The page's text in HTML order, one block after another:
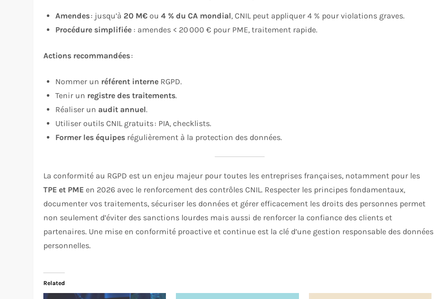
Amendes: jusqu’à 20 M€ ou4 % du CA mondial, CNIL peut appliquer 4 % pour violations graves.
Procédure simplifiée : amendes < 20 000 € pour PME, traitement rapide.
Actions recommandées:
Nommer un référent interne RGPD.
Tenir un registre des traitements.
Réaliser un audit annuel.
Utiliser outils CNIL gratuits : PIA, checklists.
Former les équipes régulièrement à la protection des données.
La conformité au RGPD est un enjeu majeur pour toutes les entreprises françaises, notamment pour les
TPE et PME en 2026 avec le renforcement des contrôles CNIL. Respecter les principes fondamentaux,
documenter vos traitements, sécuriser les données et gérer efficacement les droits des personnes permet
non seulement d’éviter des sanctions lourdes mais aussi de renforcer la confiance des clients et
partenaires. Une mise en conformité proactive et continue est la clé d’une gestion responsable des données
personnelles.
Related